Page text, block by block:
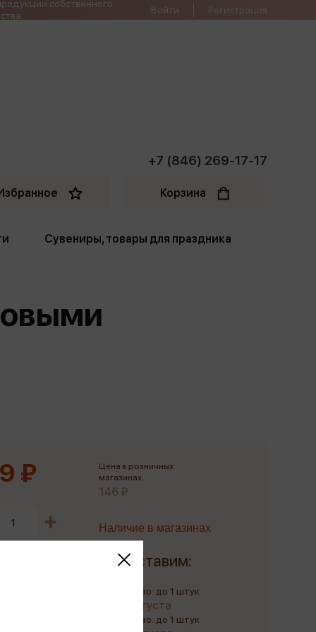
собственного
Войти Регистрация
+7 (846) 269-17-17
Корзина
Сувениры, товары для праздника
Пакеты
₽
Цена в розничных
магазинах:
146 ₽
Наличие в магазинах
Доставим:
Количество: до 1 штук
до 12 августа
Количество: до 1 штук